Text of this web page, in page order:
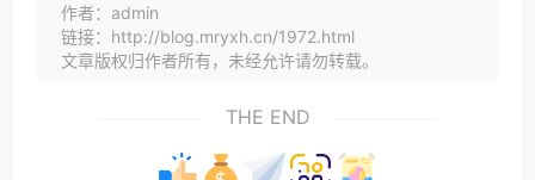
作者：admin
链接：http://blog.mryxh.cn/1972.html
文章版权归作者所有，未经允许请勿转载。
THE END